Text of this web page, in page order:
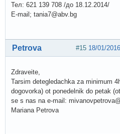
Тел: 621 139 708 /до 18.12.2014/
Е-mail; tania7@abv.bg
#15 18/01/
Petrova
Zdraveite,
Tarsim detegledachka za minimum
dogovorka) ot ponedelnik do petak
se s nas na e-mail:
Mariana Petrova